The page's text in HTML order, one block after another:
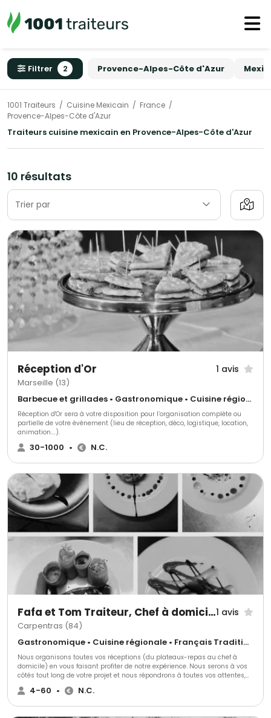
Filtrer 2 Provence-Alpes-Côte d'Azur
1001 Traiteurs Cuisine Mexicain
France
Provence-Alpes-Côte d'Azur
Traiteurs cuisine mexicain en Provence-Alpes-Côte d'Azur
10 résultats
Trier par
Réception d'Or 1 avis
Marseille (13)
Barbecue et grillades • Gastronomique • Cuisine régionale
Réception d'Or sera à votre disposition pour l’organisation complète ou
partielle de votre événement (lieu de réception, déco, logistique, location,
animation….).
30-1000 • N.C.
Fafa et Tom Traiteur, Chef à domicile1 avis
Carpentras (84)
Gastronomique • Cuisine régionale • Français Traditionnel
Nous organisons toutes vos réceptions (du plateaux-repas au chef à
domicile) en vous faisant profiter de notre expérience. Nous serons à vos
côtés tout long de votre projet et nous répondrons à toutes vos attentes,
envies et nous nous adapterons à toutes vos exigences. Nous vous
accompagnerons pour vous conseiller, vous aider, vous soulager pour que
4-60 • N.C.